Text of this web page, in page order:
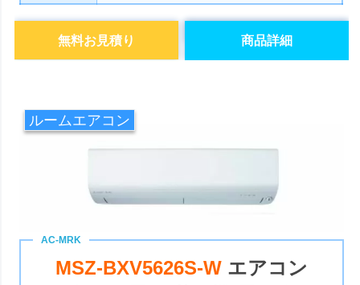
商品詳細
無料お見積り
ルームエアコン
MSZ-BXV5626S-W エアコン